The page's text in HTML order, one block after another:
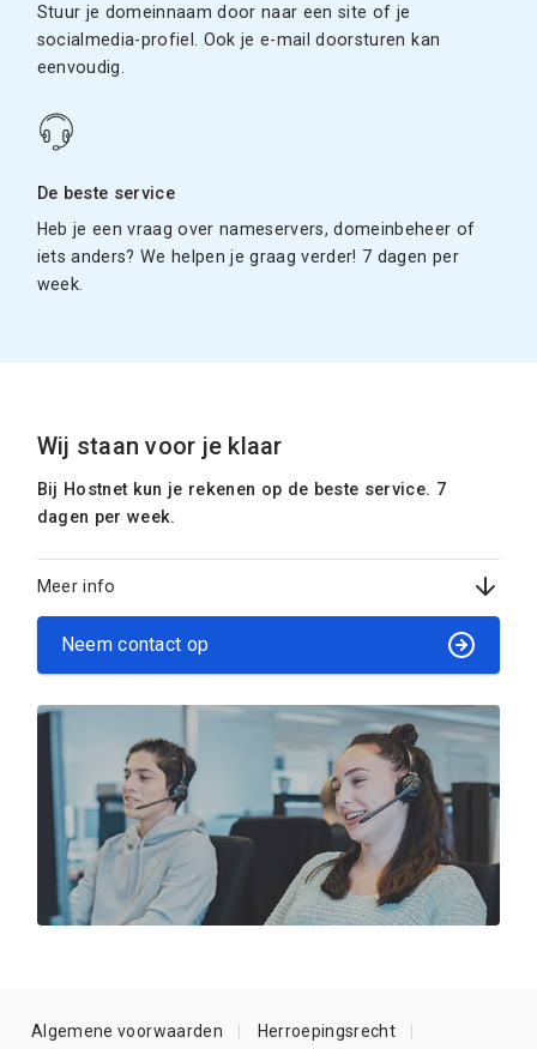
Stuur je domeinnaam door naar een site of je
socialmedia-profiel. Ook je e-mail doorsturen kan
eenvoudig.
De beste service
Heb je een vraag over nameservers, domeinbeheer of
iets anders? We helpen je graag verder! 7 dagen per
week.
Wij staan voor je klaar
Bij Hostnet kun je rekenen op de beste service. 7
dagen per week.
Meer info
Neem contact op
Algemene voorwaarden Herroepingsrecht